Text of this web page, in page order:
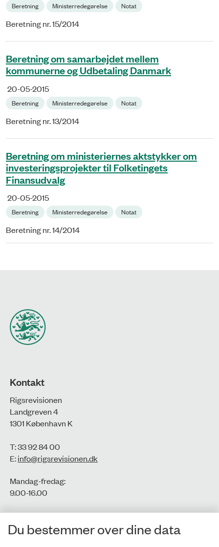
Beretning Ministerredegørelse Notat
Beretning nr. 15/2014
Beretning om samarbejdet mellem
kommunerne og Udbetaling Danmark
20-05-2015
Beretning Ministerredegørelse Notat
Beretning nr. 13/2014
Beretning om ministeriernes aktstykker om
investeringsprojekter til Folketingets
Finansudvalg
20-05-2015
Beretning Ministerredegørelse Notat
Beretning nr. 14/2014
Kontakt
Rigsrevisionen
Landgreven 4
1301 København K
T: 33 92 84 00
E:info@rigsrevisionen.dk
Mandag-fredag:
9.00-16.00​
CVR-nr.: 77806113
EAN-nr.: 5798000016002
Du bestemmer over dine data